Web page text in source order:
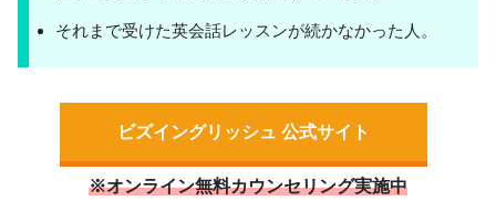
それまで受けた英会話レッスンが続かなかった人。
ビズイングリッシュ 公式サイト
※オンライン無料カウンセリング実施中